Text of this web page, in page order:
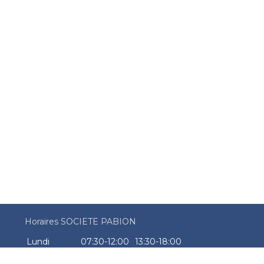
Horaires SOCIETE PABION
Lundi
07:30-12:00
13:30-18:00